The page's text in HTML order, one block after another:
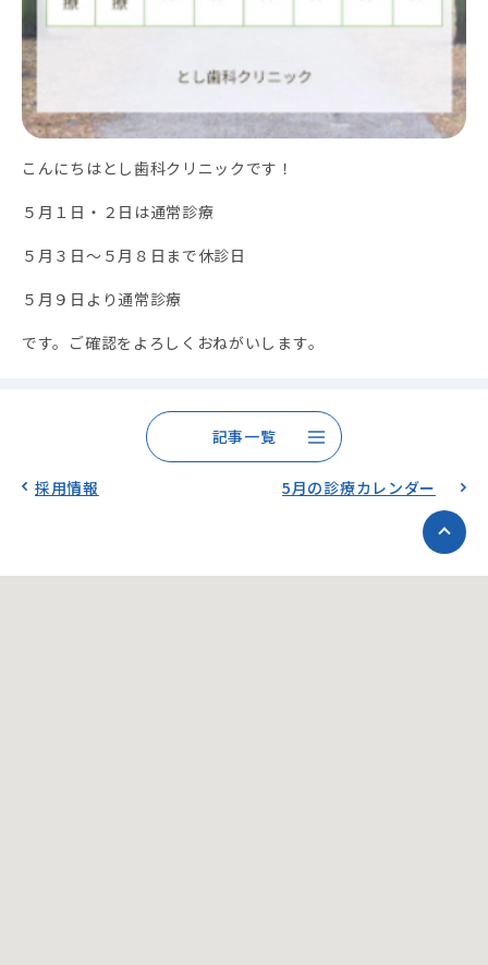
こんにちはとし歯科クリニックです！
５月１日・２日は通常診療
５月３日～５月８日まで休診日
５月９日より通常診療
です。ご確認をよろしくおねがいします。
採用情報
記事一覧
5月の診療カレンダー